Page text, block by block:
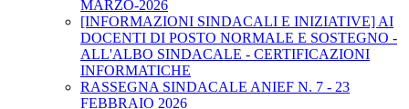
MARZO-2026
[INFORMAZIONI SINDACALI E INIZIATIVE] AI
DOCENTI DI POSTO NORMALE E SOSTEGNO -
ALL'ALBO SINDACALE - CERTIFICAZIONI
INFORMATICHE
RASSEGNA SINDACALE ANIEF N. 7 - 23
FEBBRAIO 2026